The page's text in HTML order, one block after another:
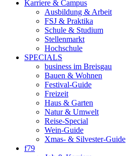
Karriere & Campus
Ausbildung & Arbeit
FSJ & Praktika
Schule & Studium
Stellenmarkt
Hochschule
SPECIALS
business im Breisgau
Bauen & Wohnen
Festival-Guide
Freizeit
Haus & Garten
Natur & Umwelt
Reise-Special
Wein-Guide
Xmas- & Silvester-Guide
f79